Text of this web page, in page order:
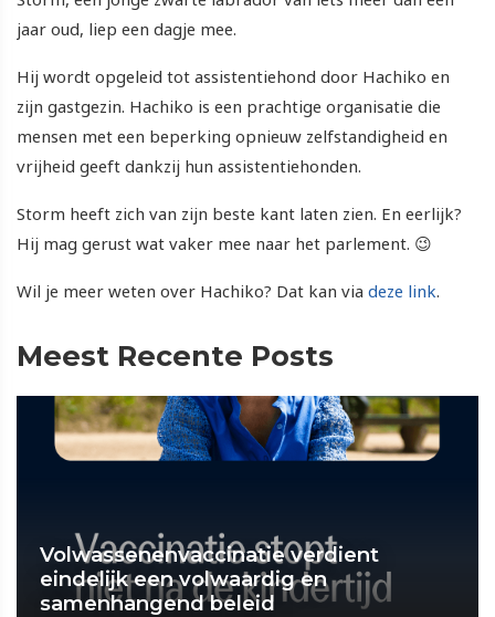
jaar oud, liep een dagje mee.
Hij wordt opgeleid tot assistentiehond door Hachiko en
zijn gastgezin. Hachiko is een prachtige organisatie die
mensen met een beperking opnieuw zelfstandigheid en
vrijheid geeft dankzij hun assistentiehonden.
Storm heeft zich van zijn beste kant laten zien. En eerlijk?
Hij mag gerust wat vaker mee naar het parlement. 😉
Wil je meer weten over Hachiko? Dat kan via deze link.
Meest Recente Posts
Volwassenenvaccinatie verdient
eindelijk een volwaardig en
samenhangend beleid